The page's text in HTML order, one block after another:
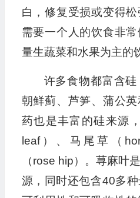
白，修复受损或变得
需要一个人的饮食非
量生蔬菜和水果为主的
许多食物都富含硅
朝鲜蓟、芦笋、蒲公
药也是丰富的硅来源
leaf）、马尾草（
（rose hip）。荨麻叶
源，同时还包含40多